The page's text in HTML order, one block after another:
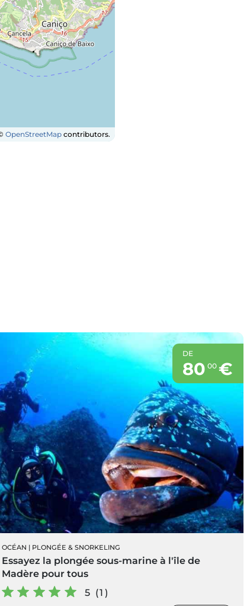
OpenStreetMap contributors.
DE
80 00 €
OCÉAN | PLONGÉE & SNORKELING
Essayez la plongée sous-marine à l'île de
Madère pour tous
5 (1)